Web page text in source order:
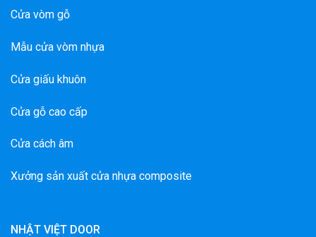
Cửa vòm gỗ
Mẫu cửa vòm nhựa
Cửa giấu khuôn
Cửa gỗ cao cấp
Cửa cách âm
Xưởng sản xuất cửa nhựa composite
NHẬT VIỆT DOOR